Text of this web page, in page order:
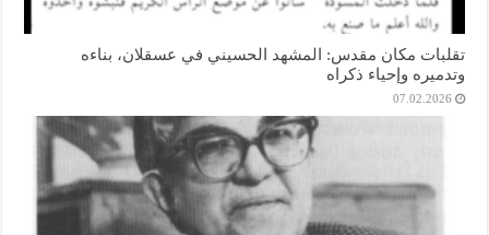
تقلبات مكان مقدس: المشهد الحسيني في عسقلان، بناءه
وتدميره وإحياء ذكراه
07.02.2026